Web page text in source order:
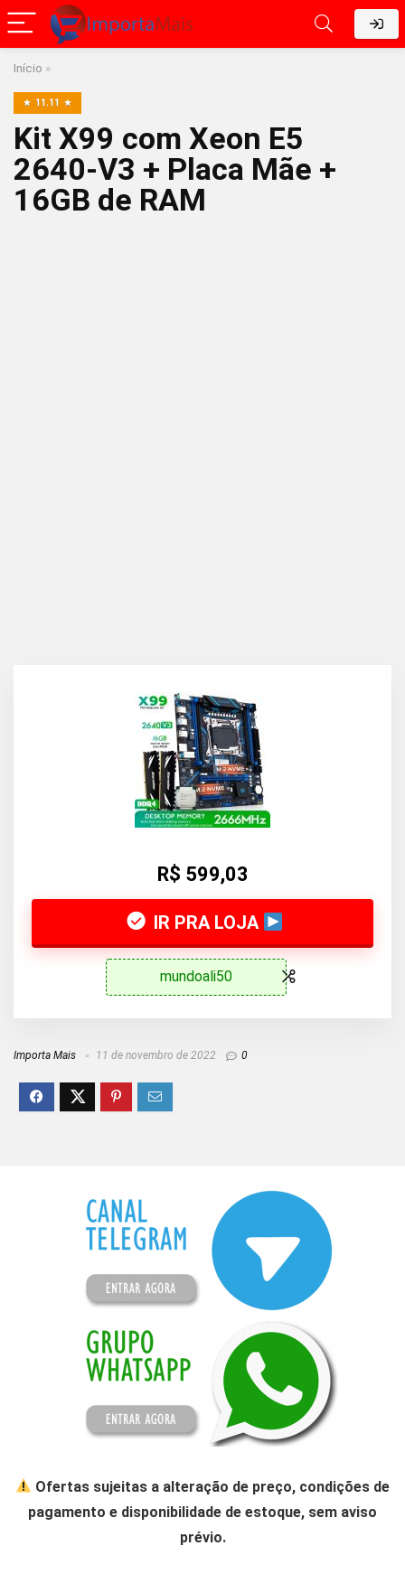
Início »
11.11
Kit X99 com Xeon E5
2640-V3 + Placa Mãe +
16GB de RAM
R$ 599,03
IR PRA LOJA
mundoali50
Importa Mais 11 de novembro de 2022 0
Ofertas sujeitas a alteração de preço, condições de
pagamento e disponibilidade de estoque, sem aviso
prévio.